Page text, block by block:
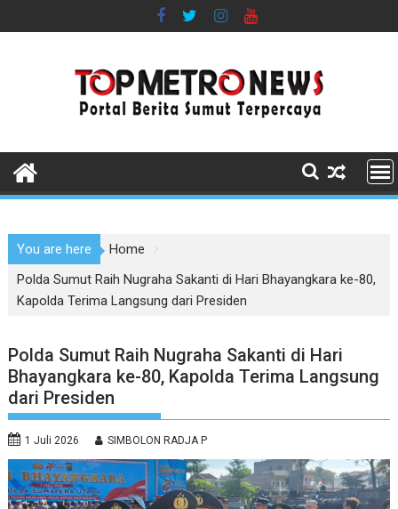
to
You are here
Home
Polda Sumut Raih Nugraha Sakanti di Hari Bhayangkara ke-80,
Kapolda Terima Langsung dari Presiden
Polda Sumut Raih Nugraha Sakanti di Hari
Bhayangkara ke-80, Kapolda Terima Langsung
dari Presiden
1 Juli 2026 SIMBOLON RADJA P